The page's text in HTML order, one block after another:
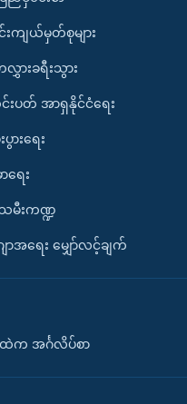
းကျယ်မှတ်စုများ
လွှားခရီးသွား
ပတ် အာရှနိုင်ငံရေး
ားရေး
ရေး
မီးကဏ္ဍ
ာအရေး မျှော်လင့်ချက်
က အင်္ဂလိပ်စာ